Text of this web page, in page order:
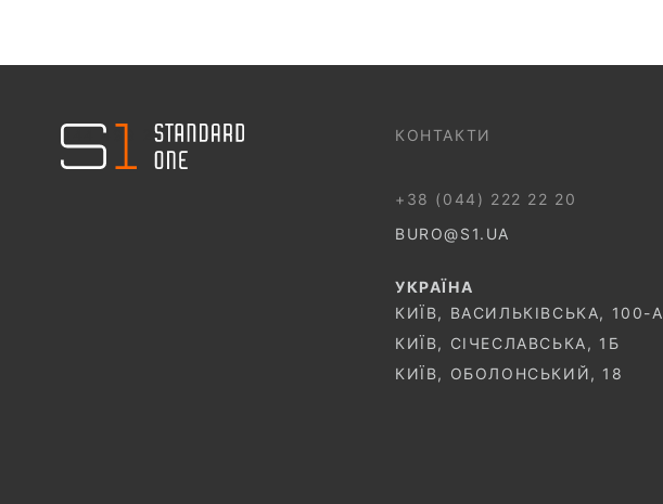
044 499 22 25 КОНТАКТИ
+38 (044) 222 22 20
BURO@S1.UA
УКРАЇНА
КИЇВ, ВАСИЛЬКІВСЬКА, 100-A
КИЇВ, СІЧЕСЛАВСЬКА, 1Б
КИЇВ, ОБОЛОНСЬКИЙ, 18